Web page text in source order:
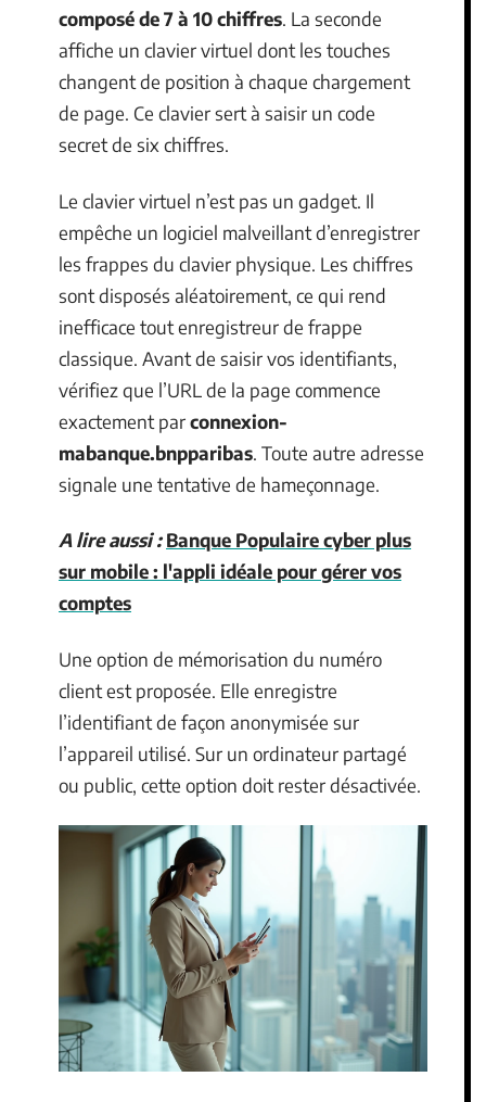
composé de 7 à 10 chiffres. La seconde
affiche un clavier virtuel dont les touches
changent de position à chaque chargement
de page. Ce clavier sert à saisir un code
secret de six chiffres.
Le clavier virtuel n’est pas un gadget. Il
empêche un logiciel malveillant d’enregistrer
les frappes du clavier physique. Les chiffres
sont disposés aléatoirement, ce qui rend
inefficace tout enregistreur de frappe
classique. Avant de saisir vos identifiants,
vérifiez que l’URL de la page commence
exactement parconnexion-
mabanque.bnpparibas. Toute autre adresse
signale une tentative de hameçonnage.
A lire aussi : Banque Populaire cyber plus
sur mobile : l'appli idéale pour gérer vos
comptes
Une option de mémorisation du numéro
client est proposée. Elle enregistre
l’identifiant de façon anonymisée sur
l’appareil utilisé. Sur un ordinateur partagé
ou public, cette option doit rester désactivée.